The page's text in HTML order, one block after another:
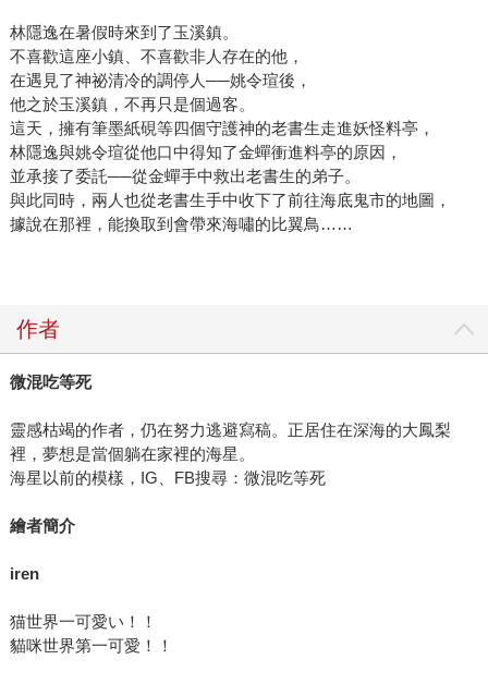
林隱逸在暑假時來到了玉溪鎮。
不喜歡這座小鎮、不喜歡非人存在的他，
在遇見了神祕清冷的調停人──姚令瑄後，
他之於玉溪鎮，不再只是個過客。
這天，擁有筆墨紙硯等四個守護神的老書生走進妖怪料亭，
林隱逸與姚令瑄從他口中得知了金蟬衝進料亭的原因，
並承接了委託──從金蟬手中救出老書生的弟子。
與此同時，兩人也從老書生手中收下了前往海底鬼市的地圖，
據說在那裡，能換取到會帶來海嘯的比翼鳥……
作者
微混吃等死
靈感枯竭的作者，仍在努力逃避寫稿。正居住在深海的大鳳梨
裡，夢想是當個躺在家裡的海星。
海星以前的模樣，IG、FB搜尋：微混吃等死
繪者簡介
iren
猫世界一可愛い！！
貓咪世界第一可愛！！